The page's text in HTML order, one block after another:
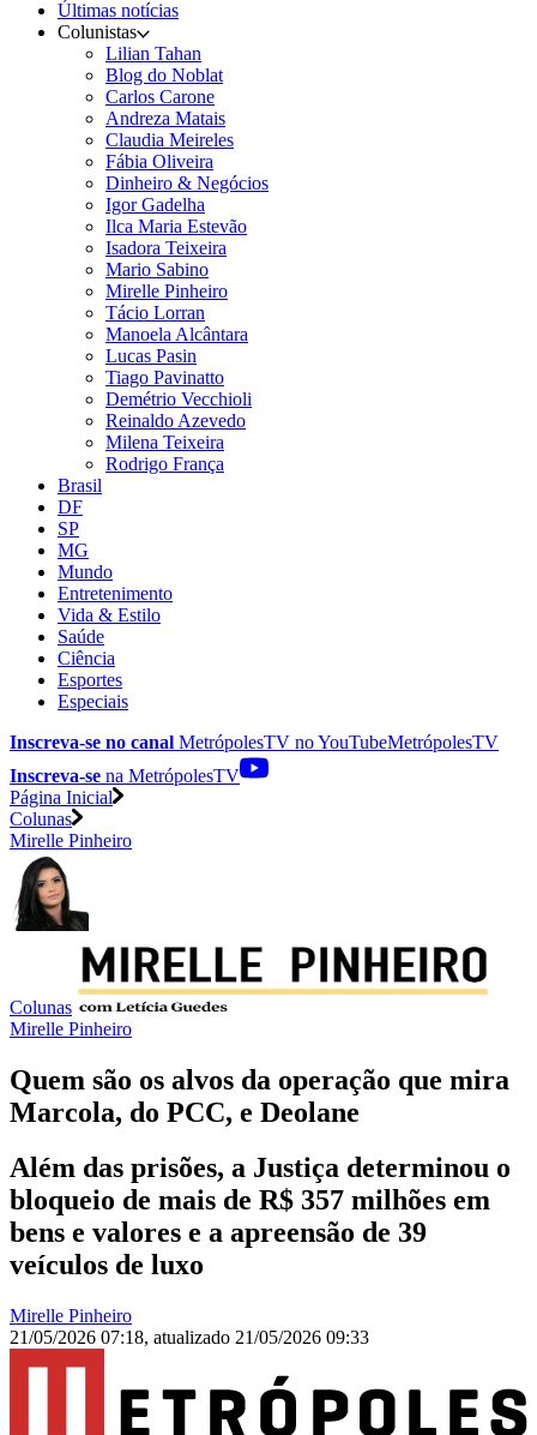
Últimas notícias
Colunistas
Lilian Tahan
Blog do Noblat
Carlos Carone
Andreza Matais
Claudia Meireles
Fábia Oliveira
Dinheiro & Negócios
Igor Gadelha
Ilca Maria Estevão
Isadora Teixeira
Mario Sabino
Mirelle Pinheiro
Tácio Lorran
Manoela Alcântara
Lucas Pasin
Tiago Pavinatto
Demétrio Vecchioli
Reinaldo Azevedo
Milena Teixeira
Rodrigo França
Brasil
DF
SP
MG
Mundo
Entretenimento
Vida & Estilo
Saúde
Ciência
Esportes
Especiais
Inscreva-se no canal MetrópolesTV noYouTubeMetrópolesTV
Inscreva-se na MetrópolesTV
Página Inicial
Colunas
Mirelle Pinheiro
Colunas
Mirelle Pinheiro
Quem são os alvos da operação que mira
Marcola, do PCC, e Deolane
Além das prisões, a Justiça determinou o
bloqueio de mais de R$ 357 milhões em
bens e valores e a apreensão de 39
veículos de luxo
Mirelle Pinheiro
21/05/2026 07:18, atualizado 21/05/2026 09:33